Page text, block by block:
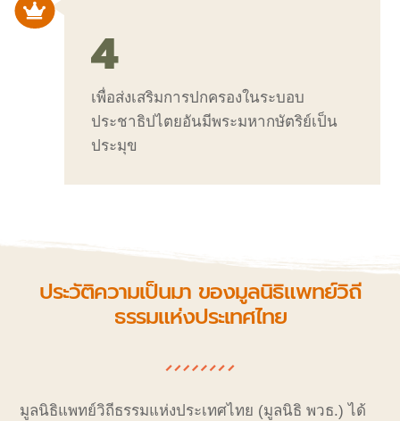
4
เพื่อส่งเสริมการปกครองในระบอบ
ประชาธิปไตยอันมีพระมหากษัตริย์เป็น
ประมุข

ประวัติความเป็นมา ของมูลนิธิแพทย์วิถี
ธรรมแห่งประเทศไทย
มูลนิธิแพทย์วิถีธรรมแห่งประเทศไทย (มูลนิธิ พวธ.) ได้